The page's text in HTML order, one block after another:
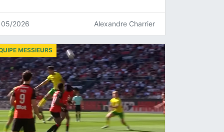
05/2026 Alexandre Charrier
MESSIEURS